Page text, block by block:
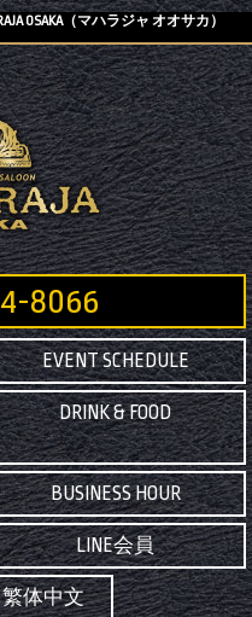
OSAKA（マハラジャ オオサカ）
8066
EVENT SCHEDULE
DRINK & FOOD
BUSINESS HOUR
LINE会員
繁体中文